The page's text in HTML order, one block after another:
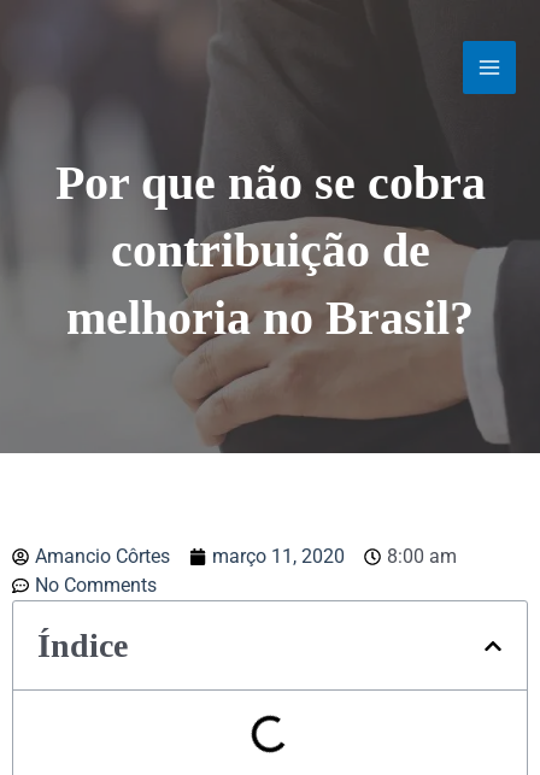
Por que não se cobra
contribuição de
melhoria no Brasil?
Amancio Côrtes março 11, 2020
8:00 am
No Comments
Índice